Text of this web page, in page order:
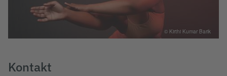
Kontakt
© Kirthi Kumar Barik